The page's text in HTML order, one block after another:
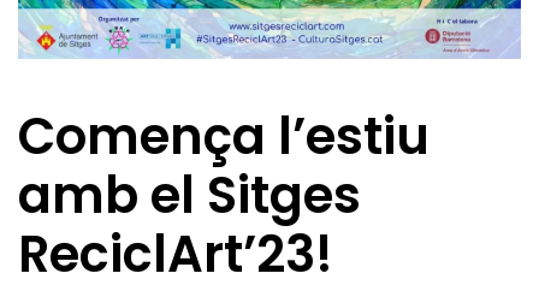
Comença l’estiu
amb el Sitges
ReciclArt’23!